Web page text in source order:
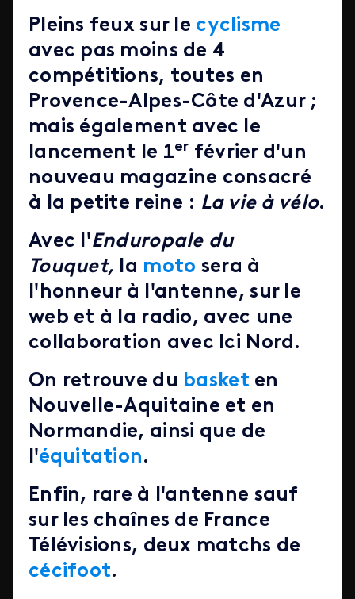
Pleins feux sur le cyclisme
avec pas moins de 4
compétitions, toutes en
Provence-Alpes-Côte d'Azur ;
mais également avec le
lancement le 1er février d'un
nouveau magazine consacré
à la petite reine : La vie à vélo.
Avec l'Enduropale du
Touquet, la moto sera à
l'honneur à l'antenne, sur le
web et à la radio, avec une
collaboration avec Ici Nord.
On retrouve du basketen
Nouvelle-Aquitaine et en
Normandie, ainsi que de
l'équitation.
Enfin, rare à l'antenne sauf
sur les chaînes de France
Télévisions, deux matchs de
cécifoot.